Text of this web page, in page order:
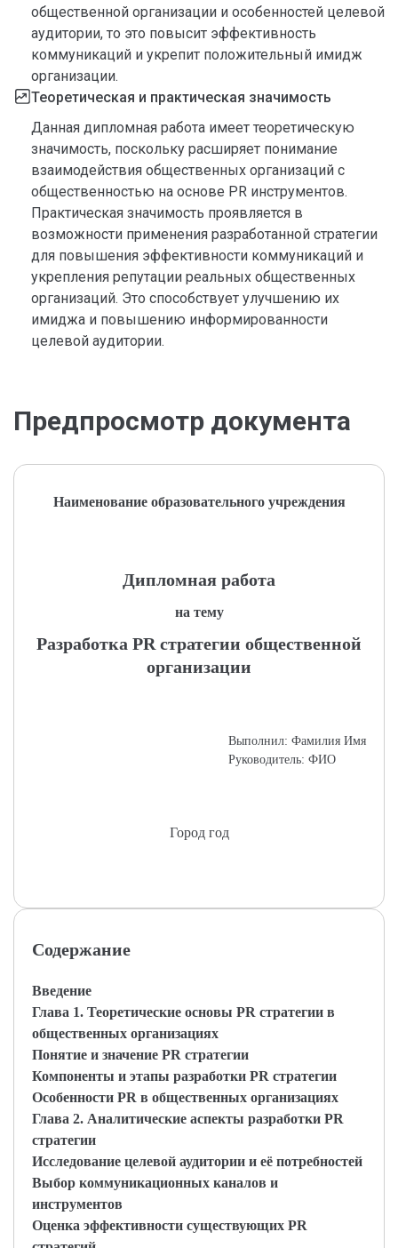
общественной организации и особенностей целевой
аудитории, то это повысит эффективность
коммуникаций и укрепит положительный имидж
организации.
Теоретическая и практическая значимость
Данная дипломная работа имеет теоретическую
значимость, поскольку расширяет понимание
взаимодействия общественных организаций с
общественностью на основе PR инструментов.
Практическая значимость проявляется в
возможности применения разработанной стратегии
для повышения эффективности коммуникаций и
укрепления репутации реальных общественных
организаций. Это способствует улучшению их
имиджа и повышению информированности
целевой аудитории.
Предпросмотр документа
Наименование образовательного учреждения
Дипломная работа
на тему
Разработка PR стратегии общественной
организации
Выполнил: Фамилия Имя
Руководитель: ФИО
Город год
Содержание
Введение
Глава 1. Теоретические основы PR стратегии в
общественных организациях
Понятие и значение PR стратегии
Компоненты и этапы разработки PR стратегии
Особенности PR в общественных организациях
Глава 2. Аналитические аспекты разработки PR
стратегии
Исследование целевой аудитории и её потребностей
Выбор коммуникационных каналов и
инструментов
Оценка эффективности существующих PR